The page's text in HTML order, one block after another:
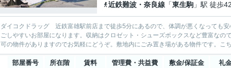
近鉄難波・奈良線 「東生駒 」駅 徒歩
ダイコクドラッグ 近鉄富雄駅前店まで徒歩5分にあるので、体調が悪くなっても
ごしやすいお部屋になります。収納はクロゼット・シューズボックスなど豊富な
可の物件がありますのでお気軽にどうぞ。敷地内にごみ置き場がある物件です。こ
部屋番号 所在階 賃料 管理費・共益費 敷金/保証金 礼